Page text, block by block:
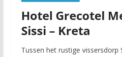
Hotel Grecotel
Sissi – Kreta
Tussen het rustige vissersdorp